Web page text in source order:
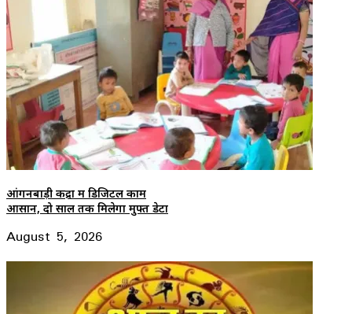
आंगनबाड़ी केंद्रों में डिजिटल काम
आसान, दो साल तक मिलेगा मुफ्त डेटा
August 5, 2026